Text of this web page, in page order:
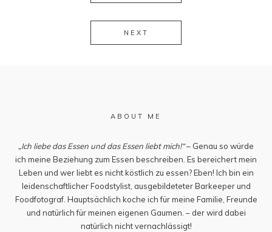
NEXT
ABOUT ME
„Ich liebe das Essen und das Essen liebt mich!“– Genau so würde
ich meine Beziehung zum Essen beschreiben. Es bereichert mein
Leben und wer liebt es nicht köstlich zu essen? Eben! Ich bin ein
leidenschaftlicher Foodstylist, ausgebildeteter Barkeeper und
Foodfotograf. Hauptsächlich koche ich für meine Familie, Freunde
und natürlich für meinen eigenen Gaumen. – der wird dabei
natürlich nicht vernachlässigt!